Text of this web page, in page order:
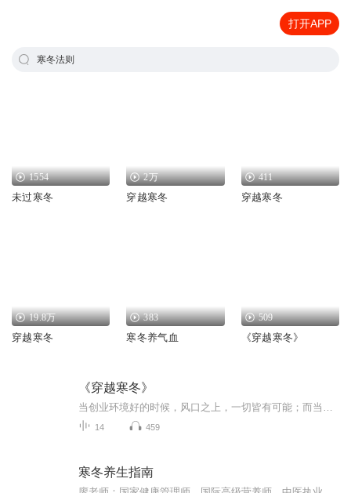
打开APP
寒冬法则
1554
未过寒冬
2万
穿越寒冬
411
穿越寒冬
19.8万
穿越寒冬
383
寒冬养气血
509
《穿越寒冬》
《穿越寒冬》
14 459
寒冬养生指南